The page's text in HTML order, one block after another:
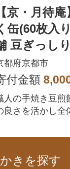
【京・月待
缶(60枚入
豆ぎっし
になる逸
都府京都市
付金額
人の手焼き豆煎
良さを活かし全
都 せんべい 豆
ギフト 贈り物
きを探す